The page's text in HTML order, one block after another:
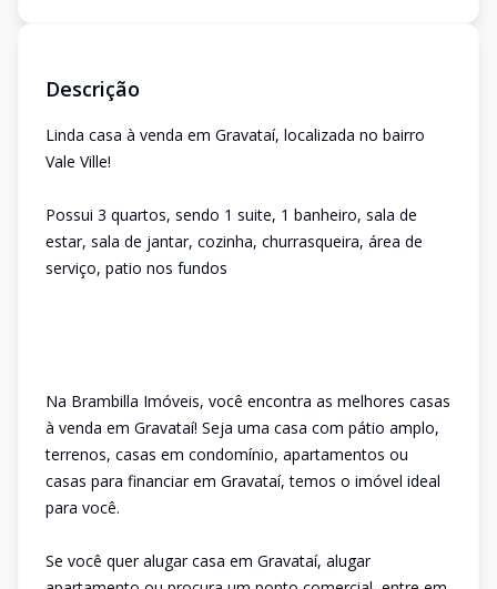
Descrição
Linda casa à venda em Gravataí, localizada no bairro
Vale Ville!
Possui 3 quartos, sendo 1 suite, 1 banheiro, sala de
estar, sala de jantar, cozinha, churrasqueira, área de
serviço, patio nos fundos
Na Brambilla Imóveis, você encontra as melhores casas
à venda em Gravataí! Seja uma casa com pátio amplo,
terrenos, casas em condomínio, apartamentos ou
casas para financiar em Gravataí, temos o imóvel ideal
para você.
Se você quer alugar casa em Gravataí, alugar